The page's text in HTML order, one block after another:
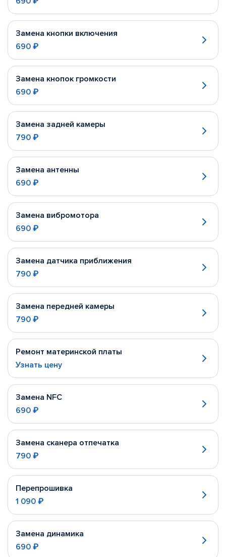
Замена кнопки включения
690 ₽
Замена кнопок громкости
690 ₽
Замена задней камеры
790 ₽
Замена антенны
690 ₽
Замена вибромотора
690 ₽
Замена датчика приближения
790 ₽
Замена передней камеры
790 ₽
Ремонт материнской платы
Узнать цену
Замена NFC
690 ₽
Замена сканера отпечатка
790 ₽
Перепрошивка
1 090 ₽
Замена динамика
690 ₽